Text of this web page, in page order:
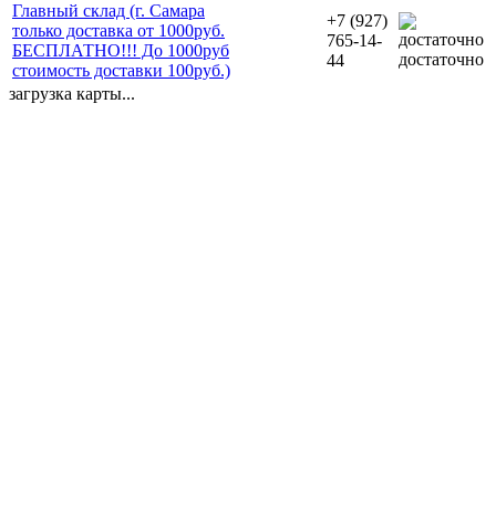
Главный склад (г. Самара
только доставка от 1000руб.
БЕСПЛАТНО!!! До 1000руб
стоимость доставки 100руб.)
+7 (927)
765-14-
44
достаточно
загрузка карты...